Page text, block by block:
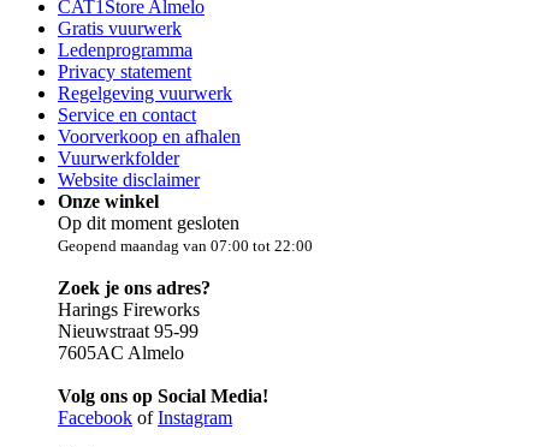
CAT1Store Almelo
Gratis vuurwerk
Ledenprogramma
Privacy statement
Regelgeving vuurwerk
Service en contact
Voorverkoop en afhalen
Vuurwerkfolder
Website disclaimer
Onze winkel
Op dit moment gesloten
Geopend maandag van 07:00 tot 22:00
Zoek je ons adres?
Harings Fireworks
Nieuwstraat 95-99
7605AC Almelo
Volg ons op Social Media!
Facebook ofInstagram